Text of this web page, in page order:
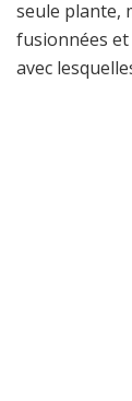
seule plante,
fusionnées
avec